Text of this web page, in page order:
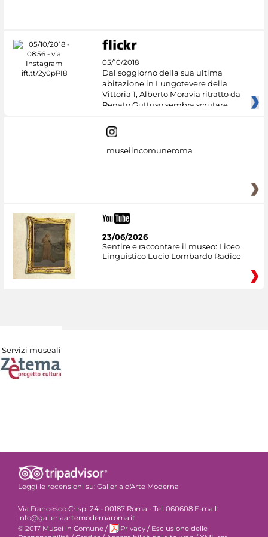
05/10/2018
Dal soggiorno della sua ultima
abitazione in Lungotevere della
Vittoria 1, Alberto Moravia ritratto da
Renato Guttuso sembra scrutare
museiincomuneroma
23/06/2026
Sentire e raccontare il museo: Liceo
Linguistico Lucio Lombardo Radice
Servizi museali
Leggi le recensioni su: Galleria d'Arte Moderna
Via Francesco Crispi 24 - 00187 Roma - Tel. 060608 E-mail:
info@galleriaartemodernaroma.it
© 2017 Musei in Comune / Privacy / Esclusione delle